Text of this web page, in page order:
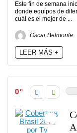
Este fin de semana
donde equipos de
cuál es el mejor de ...
Oscar Belmonte
LEER MÁS +
0